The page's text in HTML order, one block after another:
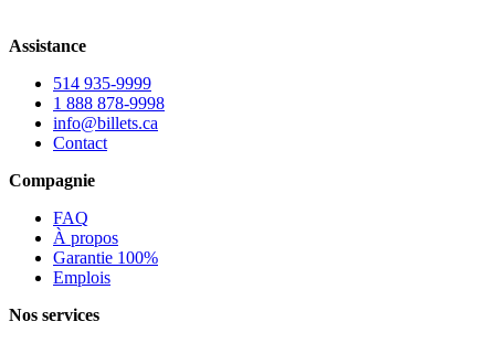
Assistance
514 935-9999
1 888 878-9998
info@billets.ca
Contact
Compagnie
FAQ
À propos
Garantie 100%
Emplois
Nos services